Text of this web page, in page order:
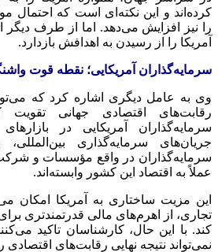
کرده‌اند و این نکته‌ای است که احتمال
را نیز افزایش می‌دهد. اما از طرف
آمریکا را از رسیدن به اهدافش بازدارد.
سرمایه‌گذاران آمریکایی؛ نقطه قوت
وی به عامل دیگری اشاره کرد که
رقابت‌های اقتصادی جهانی
سرمایه‌گذاران آمریکایی در
جریان‌های سرمایه‌گذاری
سرمایه‌گذاران در واقع مؤسسات و
عملاً به اقتصاد این کشور وابسته‌اند.
این مزیت ساختاری به آمریکا امکان
تجاری، از اهرم‌های مالی قدرتمندتری
کند. با این حال، کارشناسان تاکید
نمی‌تواند نتیجه نهایی رقابت‌های اقتصادی